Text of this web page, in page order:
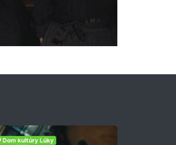
Dom kultúry Lúky